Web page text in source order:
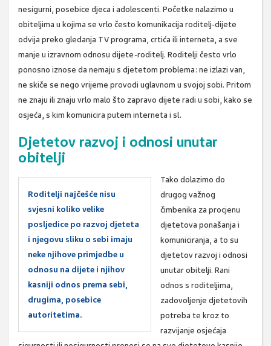
nesigurni, posebice djeca i adolescenti. Početke nalazimo u
obiteljima u kojima se vrlo često komunikacija roditelj-dijete
odvija preko gledanja TV programa, crtića ili interneta, a sve
manje u izravnom odnosu dijete-roditelj. Roditelji često vrlo
ponosno iznose da nemaju s djetetom problema: ne izlazi van,
ne skiče se nego vrijeme provodi uglavnom u svojoj sobi. Pritom
ne znaju ili znaju vrlo malo što zapravo dijete radi u sobi, kako se
osjeća, s kim komunicira putem interneta i sl.
Djetetov razvoj i odnosi unutar
obitelji
Roditelji najčešće nisu
svjesni koliko velike
posljedice po razvoj djeteta
i njegovu sliku o sebi imaju
neke njihove primjedbe u
odnosu na dijete i njihov
kasniji odnos prema sebi,
drugima, posebice
autoritetima.
Tako dolazimo do
drugog važnog
čimbenika za procjenu
djetetova ponašanja i
komuniciranja, a to su
djetetov razvoj i odnosi
unutar obitelji. Rani
odnos s roditeljima,
zadovoljenje djetetovih
potreba te kroz to
razvijanje osjećaja